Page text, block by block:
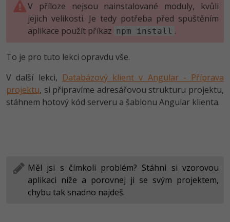
V příloze nejsou nainstalované moduly, kvůli
jejich velikosti. Je tedy potřeba před spuštěním
aplikace použít příkaz npm install .
To je pro tuto lekci opravdu vše.
V další lekci, Databázový klient v Angular - Příprava
projektu, si připravíme adresářovou strukturu projektu,
stáhnem hotový kód serveru a šablonu Angular klienta.
Měl jsi s čímkoli problém? Stáhni si vzorovou
aplikaci níže a porovnej ji se svým projektem,
chybu tak snadno najdeš.